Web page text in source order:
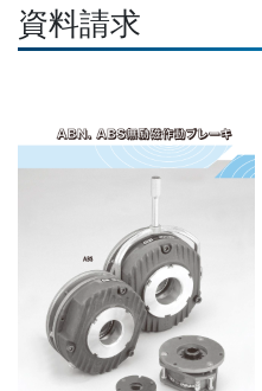
資料請求